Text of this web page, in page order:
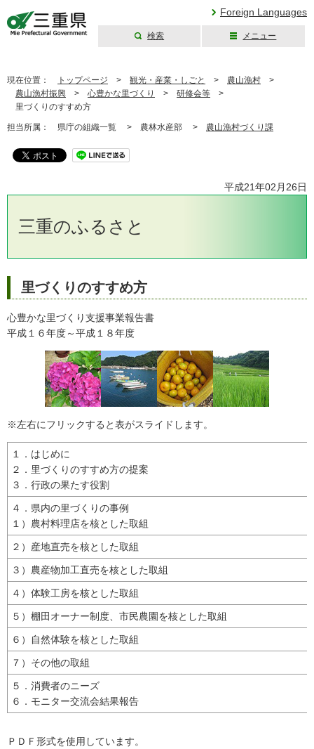
Foreign Languages
検索 メニュー
現在位置： トップページ > 観光・産業・しごと > 農山漁村 >
農山漁村振興 > 心豊かな里づくり > 研修会等 >
里づくりのすすめ方
担当所属： 県庁の組織一覧 > 農林水産部 > 農山漁村づくり課
平成21年02月26日
三重のふるさと
里づくりのすすめ方
心豊かな里づくり支援事業報告書
平成１６年度～平成１８年度
※左右にフリックすると表がスライドします。
１．はじめに
２．里づくりのすすめ方の提案
３．行政の果たす役割
４．県内の里づくりの事例
１）農村料理店を核とした取組
２）産地直売を核とした取組
３）農産物加工直売を核とした取組
４）体験工房を核とした取組
５）棚田オーナー制度、市民農園を核とした取組
６）自然体験を核とした取組
７）その他の取組
５．消費者のニーズ
６．モニター交流会結果報告
ＰＤＦ形式を使用しています。